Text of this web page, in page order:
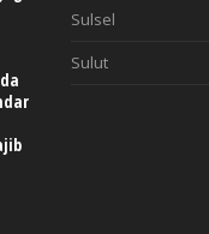
Sulsel
Sulut